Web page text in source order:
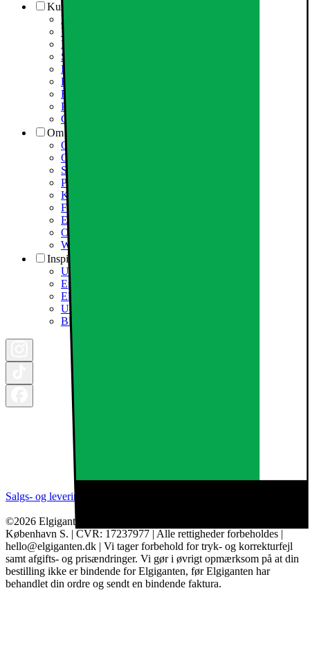
Kundeservice
Kundeservice
Varehuse / åbningstider
Elgigantens kundefordele
Services
Information om spam/phishing-emails og SMS
Fortrydelsesret
Elgigantens privatlivspolitik
Partner
Cookiepolitik
Om Elgiganten
Om Elkjøp Nordic
Om Elgiganten
Samfundsansvar
Presseinformation
Karriere i Elgiganten
Fødevarestyrelsen smiley
Elgigantens Kundeklub
Om Elgiganten Erhverv
Whistleblowing i organisationen
Inspiration
Ugens tilbud - og andre gode priser
Epoq køkken & bryggers
Elgigantens Magasin
Udsalg
Black Friday 2026
Salgs- og leveringsbetingelser
©2026 Elgiganten A/S | Arne Jacobsens Allé 16, 2. - 2300
København S. | CVR: 17237977 | Alle rettigheder forbeholdes |
hello@elgiganten.dk | Vi tager forbehold for tryk- og korrekturfejl
samt afgifts- og prisændringer. Vi gør i øvrigt opmærksom på at din
bestilling ikke er bindende for Elgiganten, før Elgiganten har
behandlet din ordre og sendt en bindende faktura.